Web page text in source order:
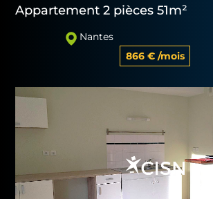
Appartement 2 pièces 51m²
Nantes
866 € /mois